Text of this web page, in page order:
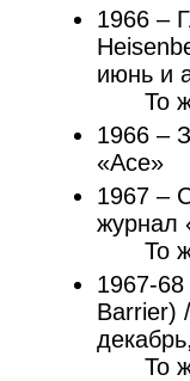
1966 –
июнь и
То
1966 –
«Ace»
1967 –
журнал
То
1967-
Barrier)
То